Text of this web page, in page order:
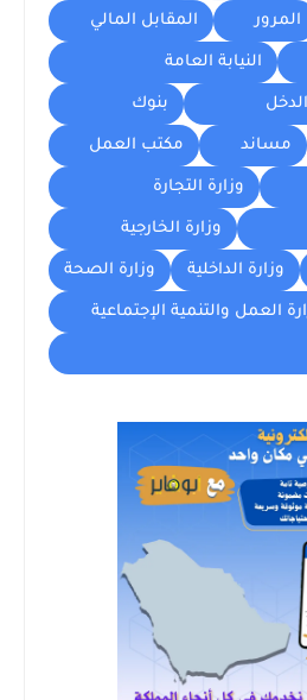
المرور المقابل المالي
النيابة العامة
بنوك
مساند مكتب العمل
وزارة التجارة
وزارة الخارجية
وزارة الداخلية وزارة الصحة
العمل والتنمية الإجتماعية